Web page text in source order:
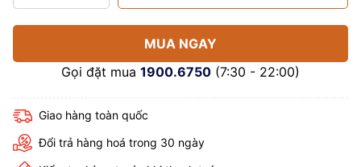
MUA NGAY
Gọi đặt mua 1900.6750 (7:30 - 22:00)
Giao hàng toàn quốc
Đổi trả hàng hoá trong 30 ngày